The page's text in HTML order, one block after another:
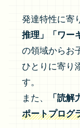
発達特性に寄
推理」「ワー
の領域からお
ひとりに寄り
す。
また、
「読解
ポートプログ